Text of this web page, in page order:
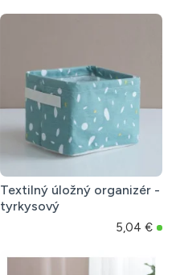
Textilný úložný organizér -
tyrkysový
5,04 €